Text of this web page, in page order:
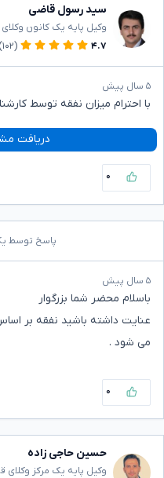
سید رسول قاضی
وکیل پایه یک کانون
۴.۷
(۱۰۲)
۵ سال پیش
با احترام میزان نفقه توسط
دریافت
۰
پاسخ توسط
۵ سال پیش
باسلام محضر شما بزرگوار
عنایت داشته باشید نفقه بر
می شود .
۰
حسین حاجی زاده
وکیل پایه یک مرکز وکلای